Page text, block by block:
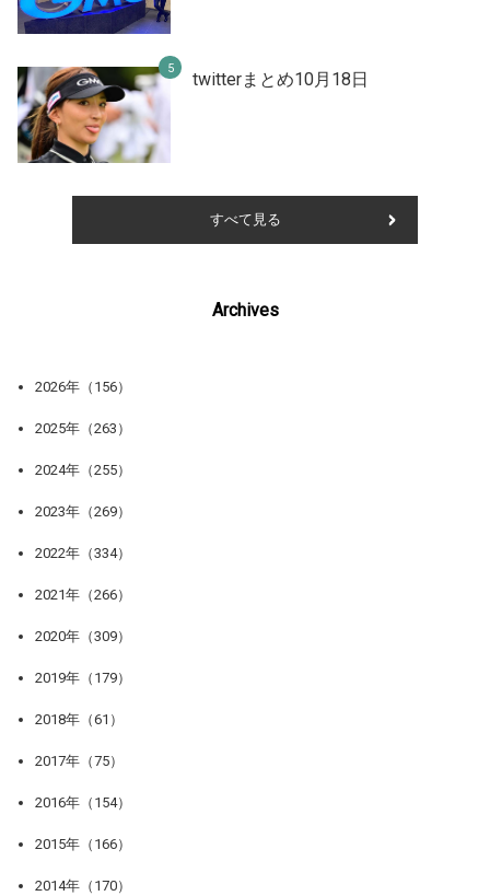
twitterまとめ10月18日
すべて見る
Archives
2026年（156）
2025年（263）
2024年（255）
2023年（269）
2022年（334）
2021年（266）
2020年（309）
2019年（179）
2018年（61）
2017年（75）
2016年（154）
2015年（166）
2014年（170）